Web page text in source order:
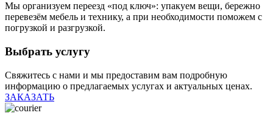
Мы организуем переезд «под ключ»: упакуем вещи, бережно
перевезём мебель и технику, а при необходимости поможем с
погрузкой и разгрузкой.
Выбрать услугу
Свяжитесь с нами и мы предоставим вам подробную
информацию о предлагаемых услугах и актуальных ценах.
ЗАКАЗАТЬ